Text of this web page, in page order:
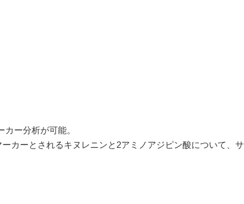
ー分析が可能。
カーとされるキヌレニンと2アミノアジピン酸について、サ